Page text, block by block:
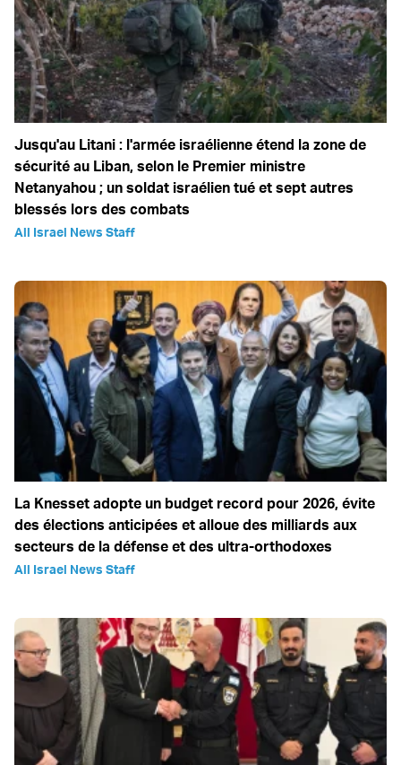
Jusqu'au Litani : l'armée israélienne étend la zone de
sécurité au Liban, selon le Premier ministre
Netanyahou ; un soldat israélien tué et sept autres
blessés lors des combats
All Israel News Staff
La Knesset adopte un budget record pour 2026, évite
des élections anticipées et alloue des milliards aux
secteurs de la défense et des ultra-orthodoxes
All Israel News Staff